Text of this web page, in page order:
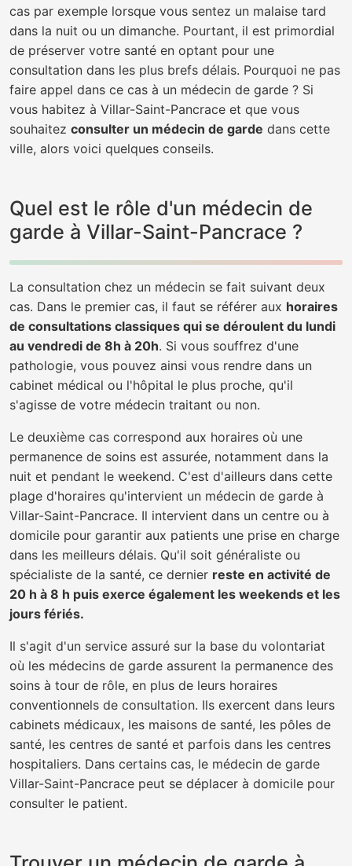
cas par exemple lorsque vous sentez un malaise tard
dans la nuit ou un dimanche. Pourtant, il est primordial
de préserver votre santé en optant pour une
consultation dans les plus brefs délais. Pourquoi ne pas
faire appel dans ce cas à un médecin de garde ? Si
vous habitez à Villar-Saint-Pancrace et que vous
souhaitez consulter un médecin de garde dans cette
ville, alors voici quelques conseils.
Quel est le rôle d'un médecin de
garde à Villar-Saint-Pancrace ?
La consultation chez un médecin se fait suivant deux
cas. Dans le premier cas, il faut se référer aux horaires
de consultations classiques qui se déroulent du lundi
au vendredi de 8h à 20h. Si vous souffrez d'une
pathologie, vous pouvez ainsi vous rendre dans un
cabinet médical ou l'hôpital le plus proche, qu'il
s'agisse de votre médecin traitant ou non.
Le deuxième cas correspond aux horaires où une
permanence de soins est assurée, notamment dans la
nuit et pendant le weekend. C'est d'ailleurs dans cette
plage d'horaires qu'intervient un médecin de garde à
Villar-Saint-Pancrace. Il intervient dans un centre ou à
domicile pour garantir aux patients une prise en charge
dans les meilleurs délais. Qu'il soit généraliste ou
spécialiste de la santé, ce dernier reste en activité de
20 h à 8 h puis exerce également les weekends et les
jours fériés.
Il s'agit d'un service assuré sur la base du volontariat
où les médecins de garde assurent la permanence des
soins à tour de rôle, en plus de leurs horaires
conventionnels de consultation. Ils exercent dans leurs
cabinets médicaux, les maisons de santé, les pôles de
santé, les centres de santé et parfois dans les centres
hospitaliers. Dans certains cas, le médecin de garde
Villar-Saint-Pancrace peut se déplacer à domicile pour
consulter le patient.